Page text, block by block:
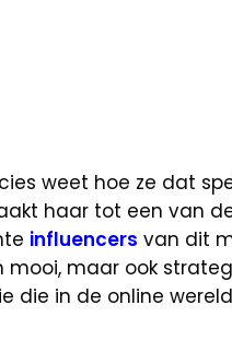
weet hoe ze dat
haar tot een van
influencers van dit
mooi, maar ook
die in de online